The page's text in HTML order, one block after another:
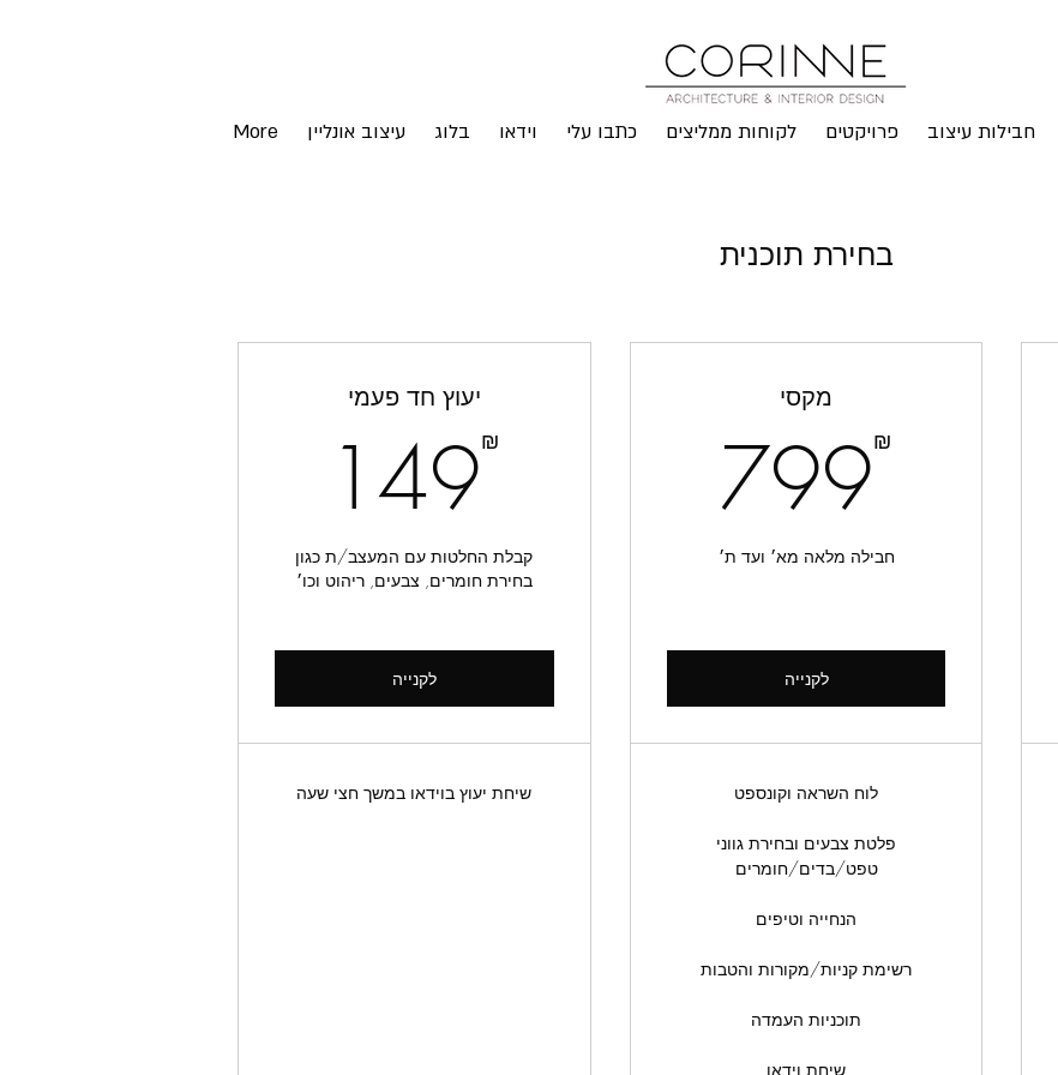
חבילות עיצוב פרויקטים לקוחות ממליצים כתבו עלי וידאו בלוג עיצוב אונליין More
בחירת תוכנית
399₪
מקסי
₪
799
799₪
חבילה מלאה מא׳ ועד ת׳
לקנייה
לוח השראה וקונספט
פלטת צבעים ובחירת גווני
טפט/בדים/חומרים
הנחייה וטיפים
רשימת קניות/מקורות והטבות
תוכניות העמדה
שיחת וידאו
יעוץ חד פעמי
₪
149
קבלת החלטות עם המעצב/ת כגון
בחירת חומרים, צבעים, ריהוט וכו׳
לקנייה
שיחת יעוץ בוידאו במשך חצי שעה